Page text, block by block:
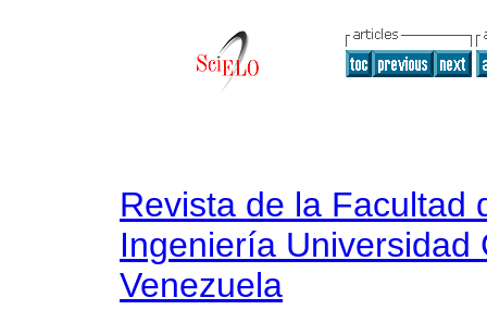
Revista de la Facultad
Ingeniería Universidad
Venezuela